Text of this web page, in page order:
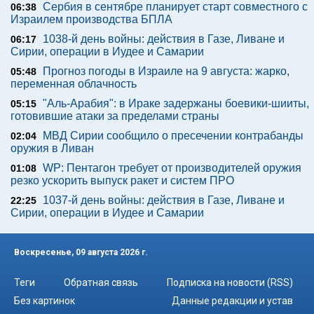
06:38 Сербия в сентябре планирует старт совместного с
Израилем производства БПЛА
06:17
1038-й день войны: действия в Газе, Ливане и
Сирии, операции в Иудее и Самарии
05:48
Прогноз погоды в Израиле на 9 августа: жарко,
переменная облачность
05:15 "Аль-Арабия": в Ираке задержаны боевики-шииты,
готовившие атаки за пределами страны
02:04
МВД Сирии сообщило о пресечении контрабанды
оружия в Ливан
01:08 WP: Пентагон требует от производителей оружия
резко ускорить выпуск ракет и систем ПРО
22:25
1037-й день войны: действия в Газе, Ливане и
Сирии, операции в Иудее и Самарии
Воскресенье, 09 августа 2026 г.
Теги Обратная связь
Подписка на новости (RSS)
Без картинок
Данные редакции и устав